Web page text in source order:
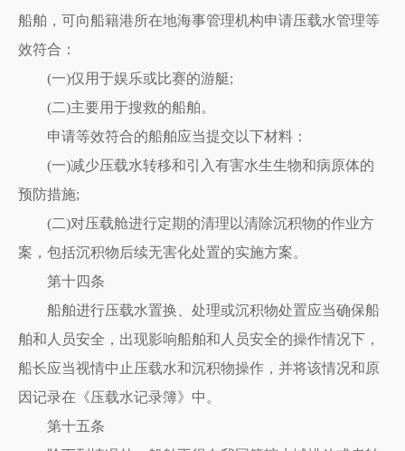
船舶，可向船籍港所在地海事管理机构申请压载水管理等
效符合：
(一)仅用于娱乐或比赛的游艇;
(二)主要用于搜救的船舶。
申请等效符合的船舶应当提交以下材料：
(一)减少压载水转移和引入有害水生生物和病原体的
预防措施;
(二)对压载舱进行定期的清理以清除沉积物的作业方
案，包括沉积物后续无害化处置的实施方案。
第十四条
船舶进行压载水置换、处理或沉积物处置应当确保船
舶和人员安全，出现影响船舶和人员安全的操作情况下，
船长应当视情中止压载水和沉积物操作，并将该情况和原
因记录在《压载水记录簿》中。
第十五条